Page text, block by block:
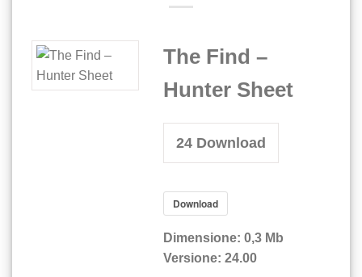
The Find –
Hunter Sheet
24 Download
Download
Dimensione:0,3 Mb
Versione:24.00